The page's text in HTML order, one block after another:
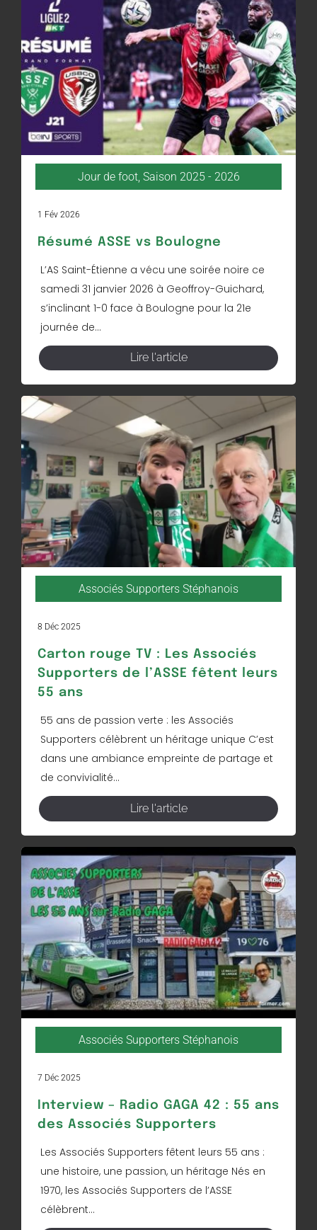
Jour de foot, Saison 2025 - 2026
1 Fév 2026
Résumé ASSE vs Boulogne
L’AS Saint-Étienne a vécu une soirée noire ce
samedi 31 janvier 2026 à Geoffroy-Guichard,
s’inclinant 1-0 face à Boulogne pour la 21e
journée de...
Lire l'article
Associés Supporters Stéphanois
8 Déc 2025
Carton rouge TV : Les Associés
Supporters de l’ASSE fêtent leurs
55 ans
55 ans de passion verte : les Associés
Supporters célèbrent un héritage unique C’est
dans une ambiance empreinte de partage et
de convivialité...
Lire l'article
Associés Supporters Stéphanois
7 Déc 2025
Interview – Radio GAGA 42 : 55 ans
des Associés Supporters
Les Associés Supporters fêtent leurs 55 ans :
une histoire, une passion, un héritage Nés en
1970, les Associés Supporters de l’ASSE
célèbrent...